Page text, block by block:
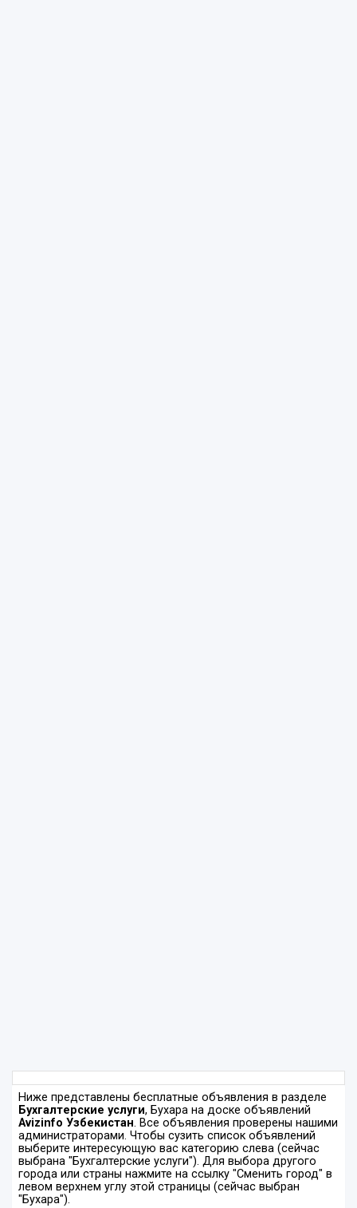
Ниже представлены бесплатные объявления в разделе
Бухгалтерские услуги, Бухара на доске объявлений
Avizinfo Узбекистан. Все объявления проверены нашими
администраторами. Чтобы сузить список объявлений
выберите интересующую вас категорию слева (сейчас
выбрана "Бухгалтерские услуги"). Для выбора другого
города или страны нажмите на ссылку "Сменить город" в
левом верхнем углу этой страницы (сейчас выбран
"Бухара").